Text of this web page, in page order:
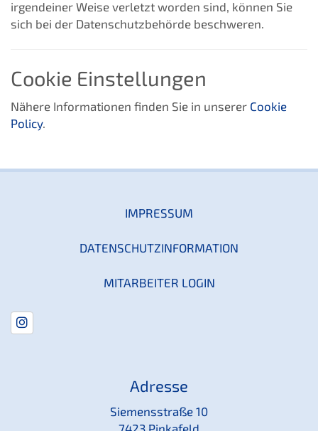
irgendeiner Weise verletzt worden sind, können Sie
sich bei der Datenschutzbehörde beschweren.
Cookie Einstellungen
Nähere Informationen finden Sie in unserer Cookie
Policy.
IMPRESSUM
DATENSCHUTZINFORMATION
MITARBEITER LOGIN
Adresse
Siemensstraße 10